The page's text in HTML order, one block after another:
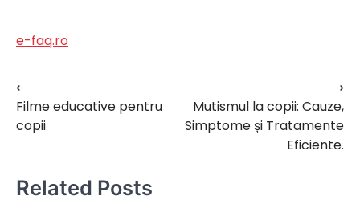
e-faq.ro
Navigare
în
articole
⟵
Filme educative pentru
copii
Mutismul la copii: Cauze,
Simptome și Tratamente
Eficiente.
⟶
Related Posts